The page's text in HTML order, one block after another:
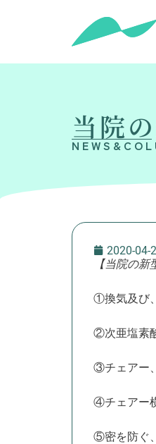
当院
2020-04-
【当院の
①換気及び
②次亜塩素
③チェアー
④チェアー
⑤密を防ぐ